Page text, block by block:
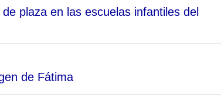
plaza en las escuelas infantiles del
de Fátima